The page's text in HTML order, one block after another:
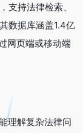
支持法律检索、
数据库涵盖1.4亿
网页端或移动端
理解复杂法律问